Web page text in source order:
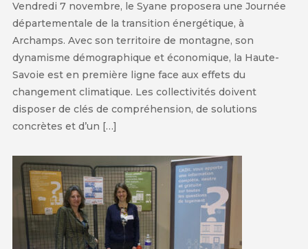
Vendredi 7 novembre, le Syane proposera une Journée
départementale de la transition énergétique, à
Archamps. Avec son territoire de montagne, son
dynamisme démographique et économique, la Haute-
Savoie est en première ligne face aux effets du
changement climatique. Les collectivités doivent
disposer de clés de compréhension, de solutions
concrètes et d’un […]